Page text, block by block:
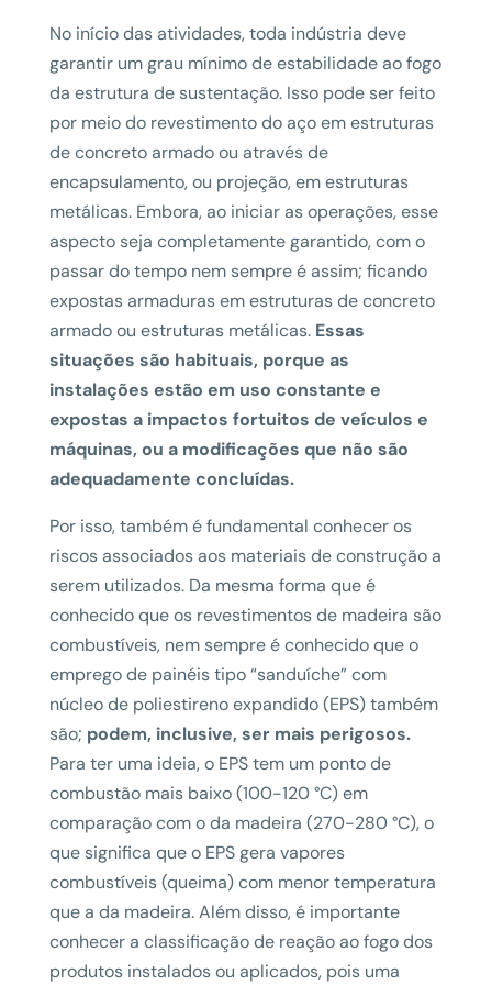
No início das atividades, toda indústria deve
garantir um grau mínimo de estabilidade ao fogo
da estrutura de sustentação. Isso pode ser feito
por meio do revestimento do aço em estruturas
de concreto armado ou através de
encapsulamento, ou projeção, em estruturas
metálicas. Embora, ao iniciar as operações, esse
aspecto seja completamente garantido, com o
passar do tempo nem sempre é assim; ficando
expostas armaduras em estruturas de concreto
armado ou estruturas metálicas. Essas
situações são habituais, porque as
instalações estão em uso constante e
expostas a impactos fortuitos de veículos e
máquinas, ou a modificações que não são
adequadamente concluídas.
Por isso, também é fundamental conhecer os
riscos associados aos materiais de construção a
serem utilizados. Da mesma forma que é
conhecido que os revestimentos de madeira são
combustíveis, nem sempre é conhecido que o
emprego de painéis tipo “sanduíche” com
núcleo de poliestireno expandido (EPS) também
são; podem, inclusive, ser mais perigosos.
Para ter uma ideia, o EPS tem um ponto de
combustão mais baixo (100-120 °C) em
comparação com o da madeira (270-280 °C), o
que significa que o EPS gera vapores
combustíveis (queima) com menor temperatura
que a da madeira. Além disso, é importante
conhecer a classificação de reação ao fogo dos
produtos instalados ou aplicados, pois uma